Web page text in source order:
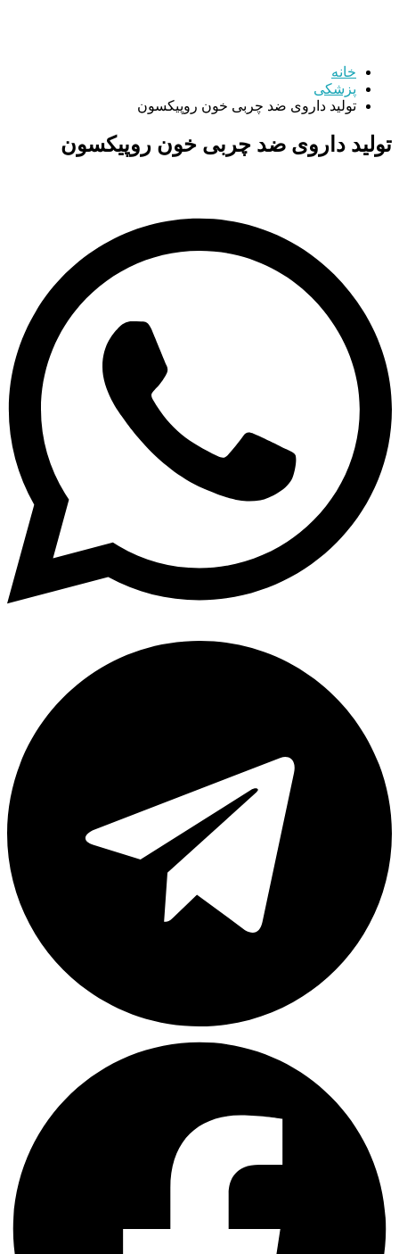
خانه
پزشکی
تولید داروی ضد چربی خون روپیکسون
تولید داروی ضد چربی خون روپیکسون